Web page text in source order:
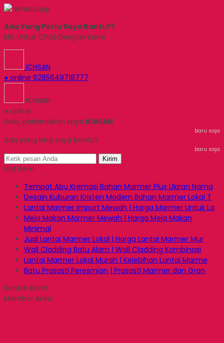
Whatsapp
Ada Yang Perlu Saya Bantu??
Klik Untuk Chat Dengan Kami
ICHSAN
● online 6285649718777
ICHSAN
● online
Halo, perkenalkan saya ICHSAN
baru saja
Ada yang bisa saya bantu?
baru saja
Kirim
Hot Item
Tempat Abu Kremasi Bahan Marmer Plus Ukiran Nama
Desain Kuburan Kristen Modern Bahan Marmer Lokal T
Lantai Marmer Import Mewah | Harga Marmer Untuk La
Meja Makan Marmer Mewah | Harga Meja Makan
Minimal
Jual Lantai Marmer Lokal | Harga Lantai Marmer Mur
Wall Cladding Batu Alam | Wall Cladding Kombinasi
Lantai Marmer Lokal Murah | Kelebihan Lantai Marme
Batu Prasasti Peresmian | Prasasti Marmer dan Gran
Kontak Kami
Member Area